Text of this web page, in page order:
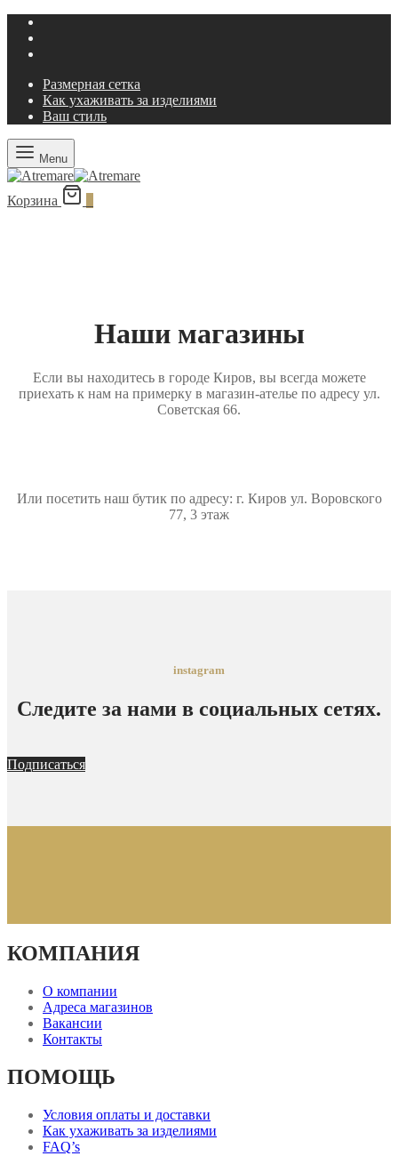
Размерная сетка
Как ухаживать за изделиями
Ваш стиль
Menu
Корзина
Наши магазины
Если вы находитесь в городе Киров, вы всегда можете
приехать к нам на примерку в магазин-ателье по адресу ул.
Советская 66.
Или посетить наш бутик по адресу: г. Киров ул. Воровского
77, 3 этаж
instagram
Следите за нами в социальных сетях.
Подписаться
КОМПАНИЯ
О компании
Адреса магазинов
Вакансии
Контакты
ПОМОЩЬ
Условия оплаты и доставки
Как ухаживать за изделиями
FAQ’s